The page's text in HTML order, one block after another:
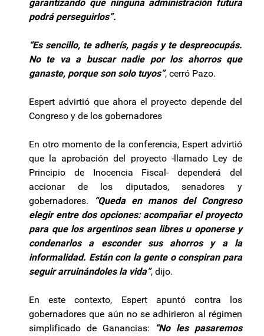
garantizando que ninguna administración futura
podrá perseguirlos”.
“Es sencillo, te adherís, pagás y te despreocupás.
No te va a buscar nadie por los ahorros que
ganaste, porque son solo tuyos”, cerró Pazo.
Espert advirtió que ahora el proyecto depende del
Congreso y de los gobernadores
En otro momento de la conferencia, Espert advirtió
que la aprobación del proyecto -llamado Ley de
Principio de Inocencia Fiscal- dependerá del
accionar de los diputados, senadores y
gobernadores.
“Queda en manos del Congreso
elegir entre dos opciones: acompañar el proyecto
para que los argentinos sean libres u oponerse y
condenarlos a esconder sus ahorros y a la
informalidad. Están con la gente o conspiran para
seguir arruinándoles la vida”, dijo.
En este contexto, Espert apuntó contra los
gobernadores que aún no se adhirieron al régimen
simplificado de Ganancias:
“No les pasaremos